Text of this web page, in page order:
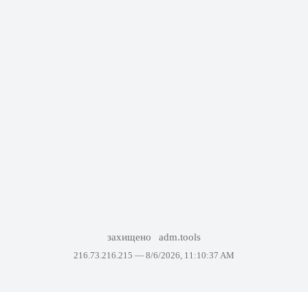
захищено adm.tools
216.73.216.215 — 8/6/2026, 11:10:37 AM